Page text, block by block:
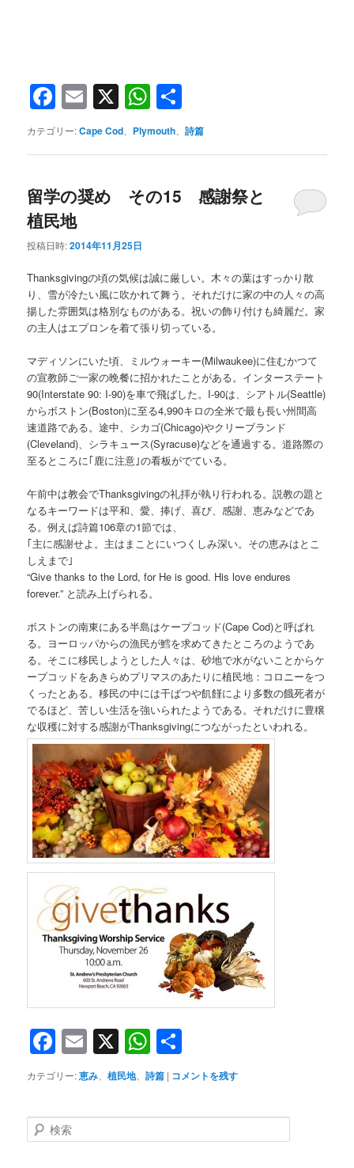
Facebook
Email
X WhatsApp
有
カテゴリー:Cape Cod Plymouth 、詩篇
留学の奨め その15 感謝祭と
植民地
投稿日時:2014年11月25日
Thanksgivingの頃の気候は誠に厳しい。木々の葉はすっかり散
り、雪が冷たい風に吹かれて舞う。それだけに家の中の人々の高
揚した雰囲気は格別なものがある。祝いの飾り付けも綺麗だ。家
の主人はエプロンを着て張り切っている。
マディソンにいた頃、ミルウォーキー(Milwaukee)に住むかつて
の宣教師ご一家の晩餐に招かれたことがある。インターステート
90(Interstate 90: I-90)を車で飛ばした。I-90は、シアトル(Seattle)
からボストン(Boston)に至る4,990キロの全米で最も長い州間高
速道路である。途中、シカゴ(Chicago)やクリーブランド
(Cleveland)、シラキュース(Syracuse)などを通過する。道路際の
至るところに｢鹿に注意｣の看板がでている。
午前中は教会でThanksgivingの礼拝が執り行われる。説教の題と
なるキーワードは平和、愛、捧げ、喜び、感謝、恵みなどであ
る。例えば詩篇106章の1節では、
｢主に感謝せよ。主はまことにいつくしみ深い。その恵みはとこ
しえまで｣
“Give thanks to the Lord, for He is good. His love endures
forever.” と読み上げられる。
ボストンの南東にある半島はケープコッド(Cape Cod)と呼ばれ
る。ヨーロッパからの漁民が鱈を求めてきたところのようであ
る。そこに移民しようとした人々は、砂地で水がないことからケ
ープコッドをあきらめプリマスのあたりに植民地：コロニーをつ
くったとある。移民の中には干ばつや飢饉により多数の餓死者が
でるほど、苦しい生活を強いられたようである。それだけに豊穣
な収穫に対する感謝がThanksgivingにつながったといわれる。
Facebook
Email
X WhatsApp
有
カテゴリー:恵み 、植民地、詩篇 | コメントを残す
検
索